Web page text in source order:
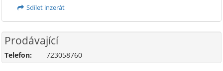
Sdílet inzerát
Prodávající
Telefon: 723058760